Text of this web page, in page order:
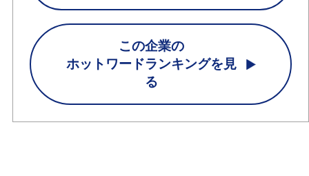
この企業の
ホットワードランキングを見
る